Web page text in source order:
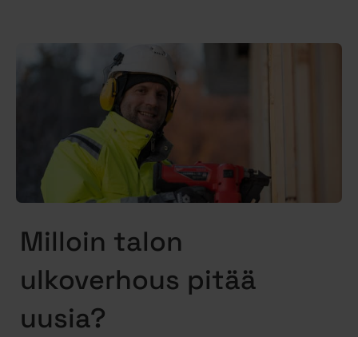
Milloin talon
ulkoverhous pitää
uusia?